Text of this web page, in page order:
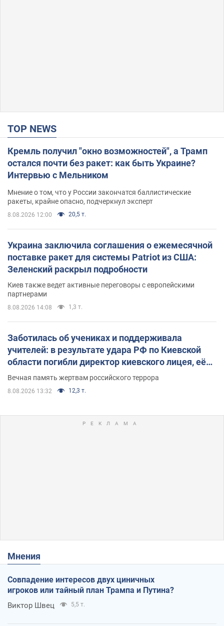
TOP NEWS
Кремль получил "окно возможностей", а Трамп
остался почти без ракет: как быть Украине?
Интервью с Мельником
Мнение о том, что у России закончатся баллистические
ракеты, крайне опасно, подчеркнул эксперт
8.08.2026 12:00 20,5 т.
Украина заключила соглашения о ежемесячной
поставке ракет для системы Patriot из США:
Зеленский раскрыл подробности
Киев также ведет активные переговоры с европейскими
партнерами
8.08.2026 14:08 1,3 т.
Заботилась об учениках и поддерживала
учителей: в результате удара РФ по Киевской
области погибли директор киевского лицея, её
муж и внук
Вечная память жертвам российского террора
8.08.2026 13:32 12,3 т.
Мнения
Совпадение интересов двух циничных
игроков или тайный план Трампа и Путина?
Виктор Швец 5,5 т.